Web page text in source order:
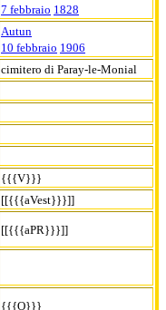
7 febbraio 1828
Autun
10 febbraio 1906
cimitero di Paray-le-Monial
{{{V}}}
[[{{{aVest}}}]]
[[{{{aPR}}}]]
{{{O}}}